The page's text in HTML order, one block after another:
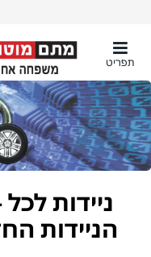
תפריט
ניידות
הניידות